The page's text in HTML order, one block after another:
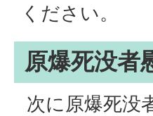
ください。
原爆死没者
次に原爆死没